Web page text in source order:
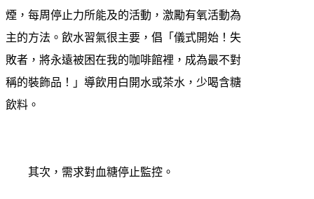
煙，每周停止力所能及的活動，激勵有氧活動為
主的方法。飲水習氣很主要，倡「儀式開始！失
敗者，將永遠被困在我的咖啡館裡，成為最不對
稱的裝飾品！」導飲用白開水或茶水，少喝含糖
飲料。
其次，需求對血糖停止監控。